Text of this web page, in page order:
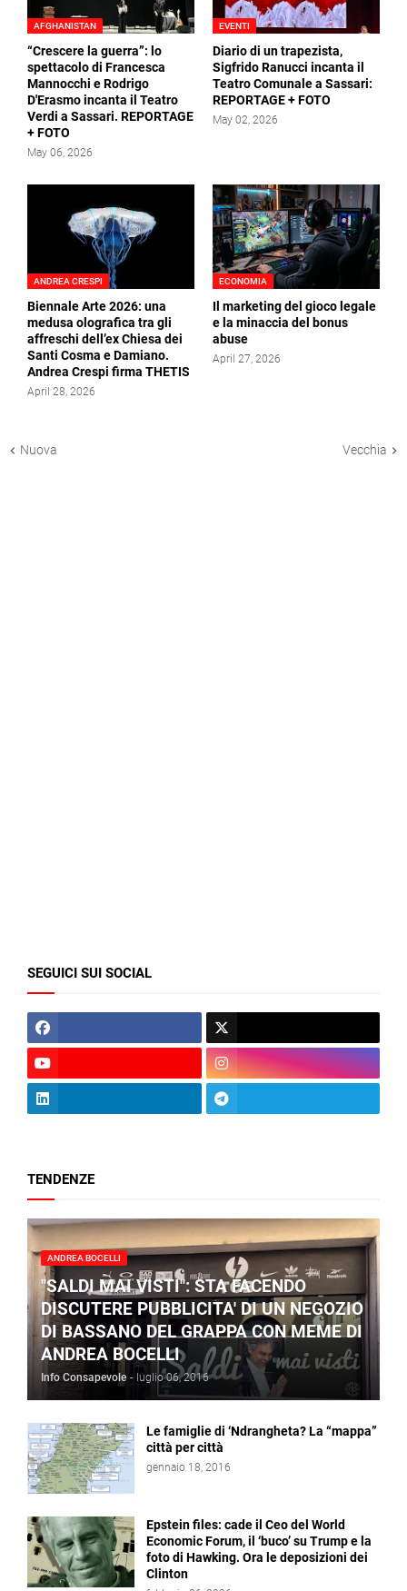
AFGHANISTAN
“Crescere la guerra”: lo
spettacolo di Francesca
Mannocchi e Rodrigo
D'Erasmo incanta il Teatro
Verdi a Sassari. REPORTAGE
+ FOTO
May 06, 2026
EVENTI
Diario di un trapezista,
Sigfrido Ranucci incanta il
Teatro Comunale a Sassari:
REPORTAGE + FOTO
May 02, 2026
ANDREA CRESPI
Biennale Arte 2026: una
medusa olografica tra gli
affreschi dell’ex Chiesa dei
Santi Cosma e Damiano.
Andrea Crespi firma THETIS
April 28, 2026
ECONOMIA
Il marketing del gioco legale
e la minaccia del bonus
abuse
April 27, 2026
Nuova Vecchia
SEGUICI SUI SOCIAL
TENDENZE
ANDREA BOCELLI
"SALDI MAI VISTI": STA FACENDO
DISCUTERE PUBBLICITA' DI UN NEGOZIO
DI BASSANO DEL GRAPPA CON MEME DI
ANDREA BOCELLI
Info Consapevole - luglio 06, 2016
Le famiglie di ‘Ndrangheta? La “mappa”
città per città
gennaio 18, 2016
Epstein files: cade il Ceo del World
Economic Forum, il ‘buco’ su Trump e la
foto di Hawking. Ora le deposizioni dei
Clinton